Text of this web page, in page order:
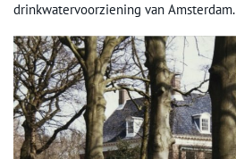
drinkwatervoorziening van Amsterdam.